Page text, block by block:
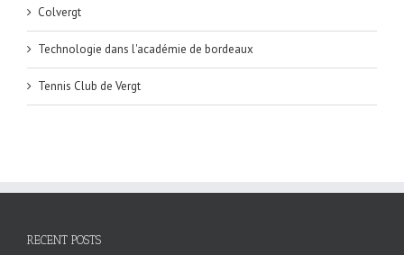
Colvergt
Technologie dans l'académie de bordeaux
Tennis Club de Vergt
RECENT POSTS